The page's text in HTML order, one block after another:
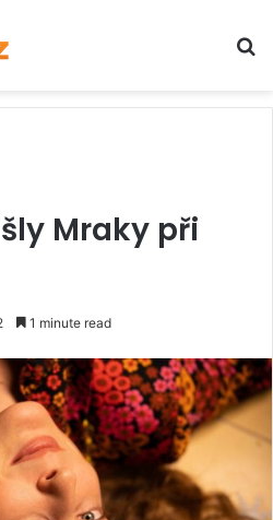
Mraky při
1 minute read